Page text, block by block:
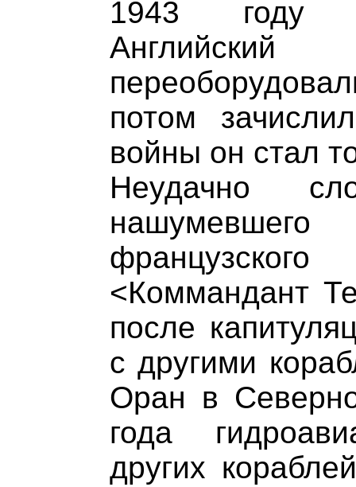
1943 году
потом
войны он стал
Неудачно
<Коммандант
после
с другими
Оран в
года
других